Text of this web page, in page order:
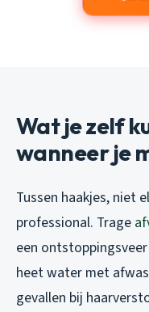
Wat je zelf
wanneer je
Tussen haakjes, niet
professional. Trage
een
heet water met
gevallen bij